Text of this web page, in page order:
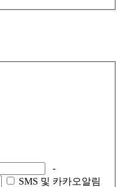
-
SMS 및 카카오알림